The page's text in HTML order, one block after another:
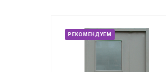
РЕКОМЕНДУЕМ